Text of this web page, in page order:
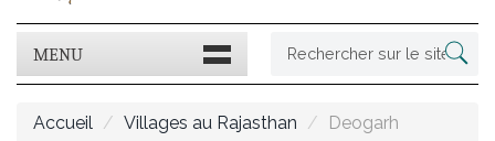
MENU
Accueil Villages au Rajasthan Deogarh